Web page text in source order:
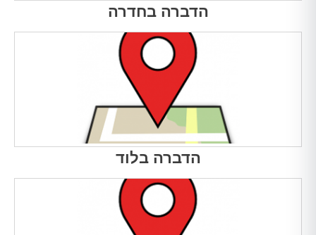
הדברה בחדרה
הדברה בלוד